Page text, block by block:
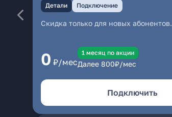
Детали Подключение
Скидка только для новых абонентов.
0 ₽/мес
1 месяц по акции
Далее 800₽/мес
Подключить